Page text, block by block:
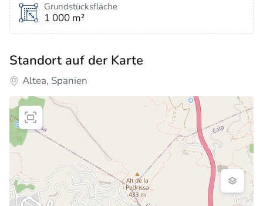
Grundstücksfläche
1 000 m²
Standort auf der Karte
Altea, Spanien